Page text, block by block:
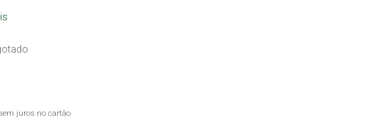
sem juros no cartão